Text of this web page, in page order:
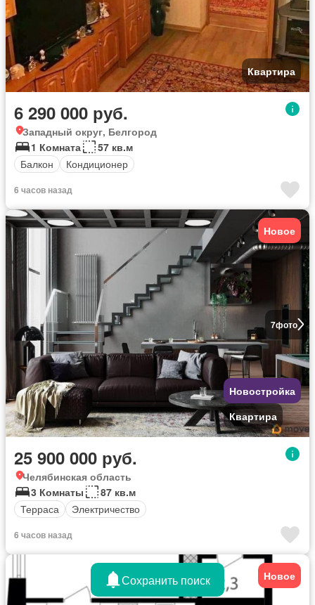
Квартира
6 290 000 руб.
Западный округ, Белгород
1 Комната
57 кв.м
Балкон
Кондиционер
6 часов назад
7фото
Новое
Новостройка
Квартира
25 900 000 руб.
Челябинская область
3 Комнаты
87 кв.м
Терраса
Электричество
6 часов назад
Новое
Сохранить поиск